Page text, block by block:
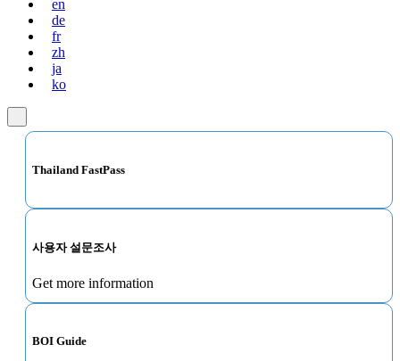
en
de
fr
zh
ja
ko
Thailand FastPass
사용자 설문조사
Get more information
BOI Guide